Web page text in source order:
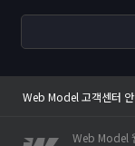
사이트 이전안내
Web Model 고객센터
사이트 이전안내Web Model